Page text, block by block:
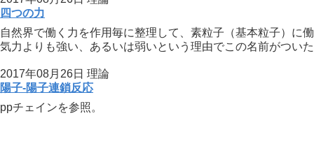
四つの力
自然界で働く力を作用毎に整理して、素粒子（基本粒子）に
気力よりも強い、あるいは弱いという理由でこの名前がつい
2017年08月26日 理論
陽子-陽子連鎖反応
ppチェインを参照。